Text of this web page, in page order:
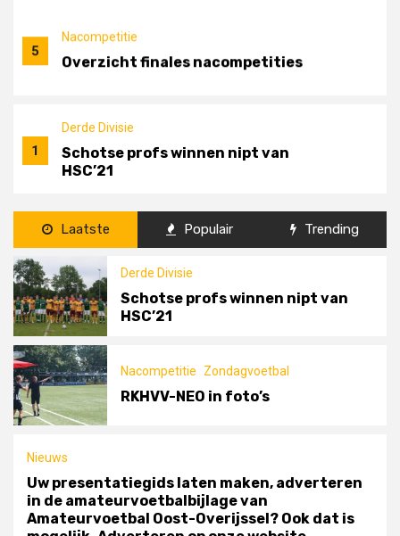
1
Derde Divisie
Schotse profs winnen nipt van
HSC’21
2
Nacompetitie
RKHVV-NEO in foto’s
3
Nieuws
Uw presentatiegids laten maken,
adverteren in de
amateurvoetbalbijlage van
Amateurvoetbal Oost-Overijssel?
Ook dat is mogelijk. Adverteren op
onze website
www.amateurvoetbaloostoverijssel.nl?
Mogelijkheden genoeg
4
Nacompetitie Zondagvoetbal
NEO na nederlaag in de herkansing
voor een plek in de Vierde Divisie
Nacompetitie
Overzicht finales nacompetities
Laatste Populair Trending
Derde Divisie
Schotse profs winnen nipt van
HSC’21
Nacompetitie Zondagvoetbal
RKHVV-NEO in foto’s
Nieuws
Uw presentatiegids laten maken, adverteren
in de amateurvoetbalbijlage van
Amateurvoetbal Oost-Overijssel? Ook dat is